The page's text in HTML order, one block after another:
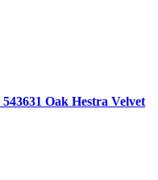
543631 Oak Hestra Velvet